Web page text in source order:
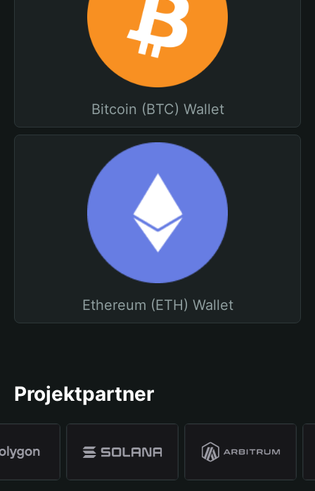
Bitcoin (BTC) Wallet
Ethereum (ETH) Wallet
Projektpartner